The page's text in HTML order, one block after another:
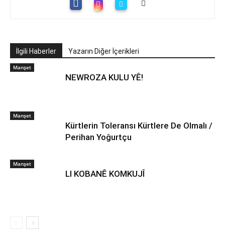
İlgili Haberler Yazarın Diğer İçerikleri
Manşet
NEWROZA KULU YÊ!
Manşet
Kürtlerin Toleransı Kürtlere De Olmalı /
Perihan Yoğurtçu
Manşet
LI KOBANÊ KOMKUJÎ